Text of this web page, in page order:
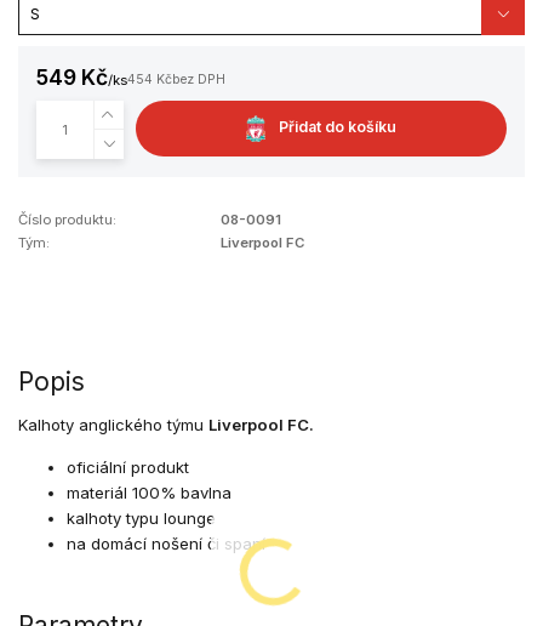
549 Kč/ks454 Kčbez DPH
Přidat do košíku
Číslo produktu:
08-0091
Tým:
Liverpool FC
Popis
Kalhoty anglického týmu Liverpool FC.
oficiální produkt
materiál 100% bavlna
kalhoty typu lounge
na domácí nošení či spaní